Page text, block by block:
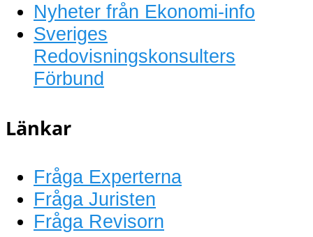
Nyheter från Ekonomi-info
Sveriges
Redovisningskonsulters
Förbund
Länkar
Fråga Experterna
Fråga Juristen
Fråga Revisorn